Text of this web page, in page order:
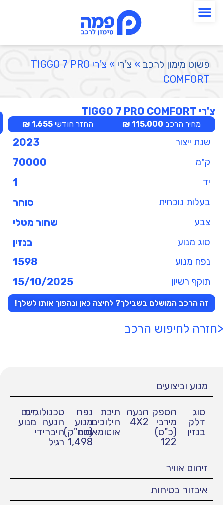
פשוט מימון לרכב » צ'רי »
צ'רי TIGGO 7 PRO
COMFORT
צ'רי TIGGO 7 PRO COMFORT
מחיר הרכב 115,000 ₪ החזר חודשי 1,655 ₪
שנת ייצור 2023
ק"מ 70000
יד 1
בעלות נוכחית סוחר
צבע שחור מטלי
סוג מנוע בנזין
נפח מנוע 1598
תוקף רשיון 15/10/2025
זה הרכב המושלם בשבילך? לחיצה כאן ונהפוך אותו לשלך!
<חזרה לחיפוש הרכב
מנוע וביצועים
סוג
דלק
בנזין
הספק
מירבי
(כ"ס)
122
הנעה
4X2
תיבת
הילוכים
אוטומאטית
נפח
מנוע
(סמ"ק)
1,498
טכנולוגיית
הנעה
היברידי
רגיל
דגם
מנוע
זיהום אוויר
איבזור בטיחות